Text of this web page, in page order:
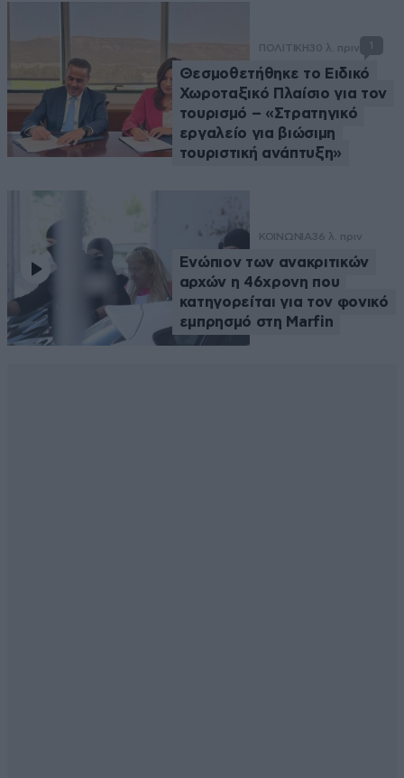
ΠΟΛΙΤΙΚΗ30 λ. πριν 1
Θεσμοθετήθηκε το Ειδικό
Χωροταξικό Πλαίσιο για τον
τουρισμό – «Στρατηγικό
εργαλείο για βιώσιμη
τουριστική ανάπτυξη»
ΚΟΙΝΩΝΙΑ36 λ. πριν
Ενώπιον των ανακριτικών
αρχών η 46χρονη που
κατηγορείται για τον φονικό
εμπρησμό στη Marfin